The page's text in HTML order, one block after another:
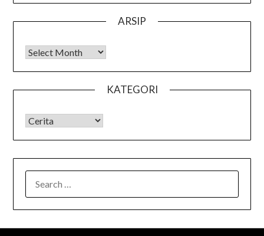
ARSIP
Arsip
KATEGORI
KATEGORI
FOR: